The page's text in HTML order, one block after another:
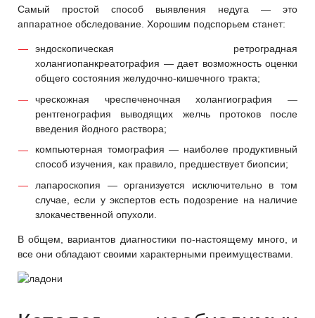
Самый простой способ выявления недуга — это
аппаратное обследование. Хорошим подспорьем станет:
эндоскопическая ретроградная
холангиопанкреатография — дает возможность оценки
общего состояния желудочно-кишечного тракта;
чрескожная чреспеченочная холангиография —
рентгенография выводящих желчь протоков после
введения йодного раствора;
компьютерная томография — наиболее продуктивный
способ изучения, как правило, предшествует биопсии;
лапароскопия — организуется исключительно в том
случае, если у экспертов есть подозрение на наличие
злокачественной опухоли.
В общем, вариантов диагностики по-настоящему много, и
все они обладают своими характерными преимуществами.